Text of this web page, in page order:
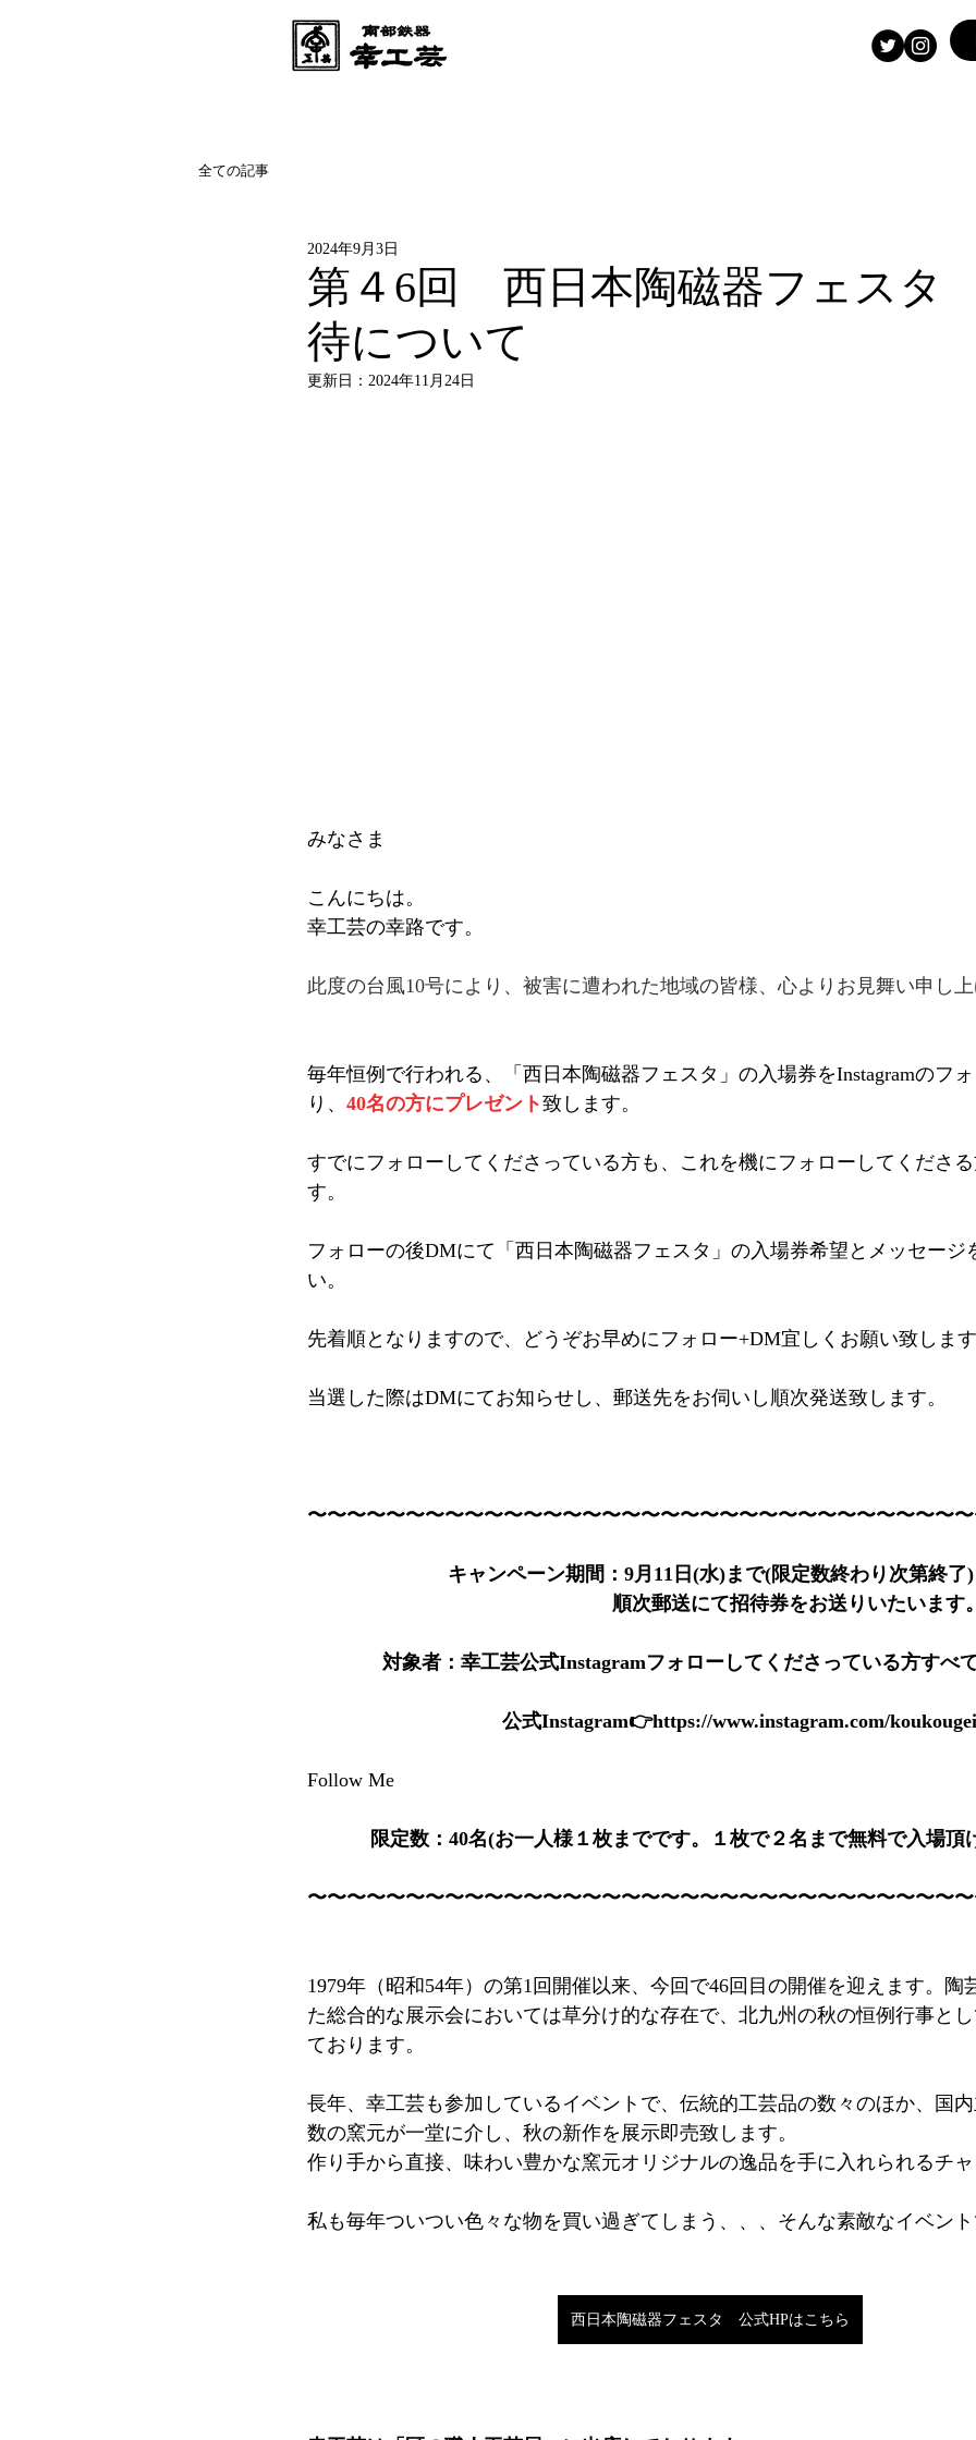
全ての記事
第４6回 西日本陶磁器フェスタ
待について
2024年9月3日
更新日： 2024年11月24日
みなさま
こんにちは。
幸工芸の幸路です。
此度の台風10号により、被害に遭われた地域の皆様、心よりお見舞い申し上
毎年恒例で行われる、「西日本陶磁器フェスタ」の入場券をInstagramのフ
り、 40名の方にプレゼント致します。
すでにフォローしてくださっている方も、これを機にフォローしてくださ
す。
フォローの後DMにて「西日本陶磁器フェスタ」の入場券希望とメッセージ
い。
先着順となりますので、どうぞお早めにフォロー+DM宜しくお願い致します
当選した際はDMにてお知らせし、郵送先をお伺いし順次発送致します。
〜〜〜〜〜〜〜〜〜〜〜〜〜〜〜〜〜〜〜〜〜〜〜〜〜〜〜〜〜〜〜〜〜
キャンペーン期間：9月11日(水)まで(限定数終わり次第終了)
順次郵送にて招待券をお送りいたいます。
対象者：幸工芸公式Instagramフォローしてくださっている方すべて
公式Instagram👉https://www.instagram.com/koukougei
Follow Me
限定数：40名(お一人様１枚までです。１枚で２名まで無料で入場頂
〜〜〜〜〜〜〜〜〜〜〜〜〜〜〜〜〜〜〜〜〜〜〜〜〜〜〜〜〜〜〜〜〜
1979年（昭和54年）の第1回開催以来、今回で46回目の開催を迎えます。陶
た総合的な展示会においては草分け的な存在で、北九州の秋の恒例行事と
ております。
長年、幸工芸も参加しているイベントで、伝統的工芸品の数々のほか、国
数の窯元が一堂に介し、秋の新作を展示即売致します。
作り手から直接、味わい豊かな窯元オリジナルの逸品を手に入れられるチャ
私も毎年ついつい色々な物を買い過ぎてしまう、、、そんな素敵なイベント
西日本陶磁器フェスタ 公式HPはこちら